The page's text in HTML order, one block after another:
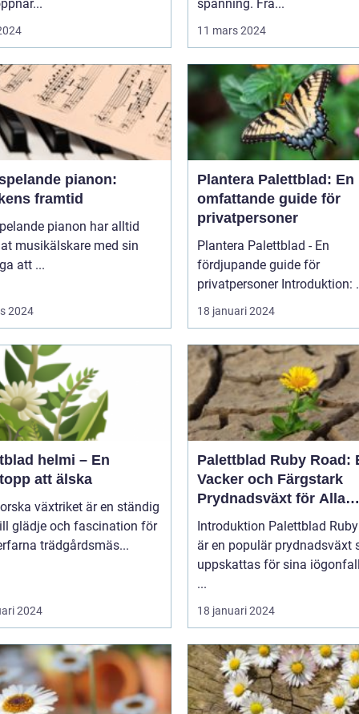
spänning. Frå...
11 mars 2024
pianon:
framtid
pianon har alltid
musikälskare med sin
att ...
2024
Plantera Palettblad: En
omfattande guide för
privatpersoner
Plantera Palettblad - En
fördjupande guide för
18 januari 2024
helmi – En
att älska
växtriket är en ständig
glädje och fascination för
trädgårdsmäs...
2024
Palettblad Ruby Road:
Vacker och Färgstark
Prydnadsväxt för Alla
Trädgårdar
Introduktion Palettblad Ruby Road
är en populär prydnadsväxt
uppskattas för sina
...
18 januari 2024